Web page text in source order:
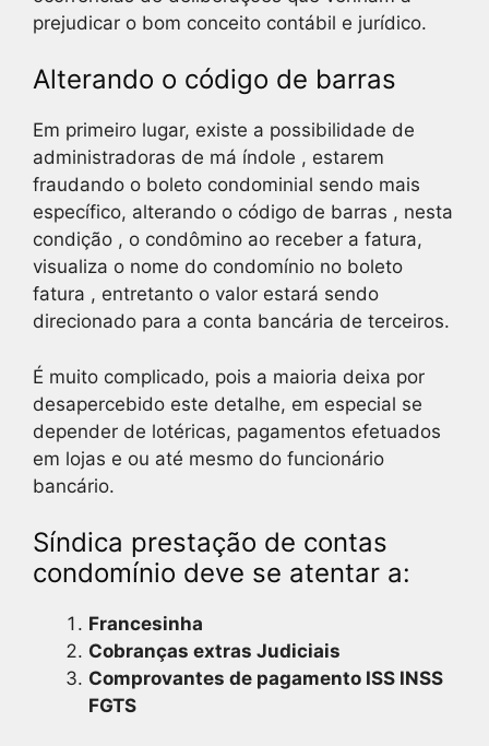
prejudicar o bom conceito contábil e jurídico.
Alterando o código de barras
Em primeiro lugar, existe a possibilidade de
administradoras de má índole , estarem
fraudando o boleto condominial sendo mais
específico, alterando o código de barras , nesta
condição , o condômino ao receber a fatura,
visualiza o nome do condomínio no boleto
fatura , entretanto o valor estará sendo
direcionado para a conta bancária de terceiros.
É muito complicado, pois a maioria deixa por
desapercebido este detalhe, em especial se
depender de lotéricas, pagamentos efetuados
em lojas e ou até mesmo do funcionário
bancário.
Síndica prestação de contas
condomínio deve se atentar a:
Francesinha
Cobranças extras Judiciais
Comprovantes de pagamento ISS INSS
FGTS